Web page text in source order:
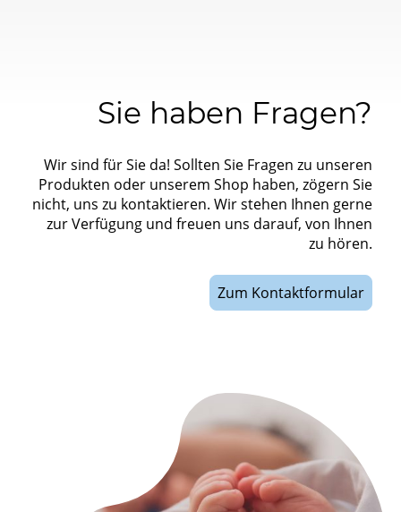
Sie haben Fragen?
Wir sind für Sie da! Sollten Sie Fragen zu unseren
Produkten oder unserem Shop haben, zögern Sie
nicht, uns zu kontaktieren. Wir stehen Ihnen gerne
zur Verfügung und freuen uns darauf, von Ihnen
zu hören.
Zum Kontaktformular